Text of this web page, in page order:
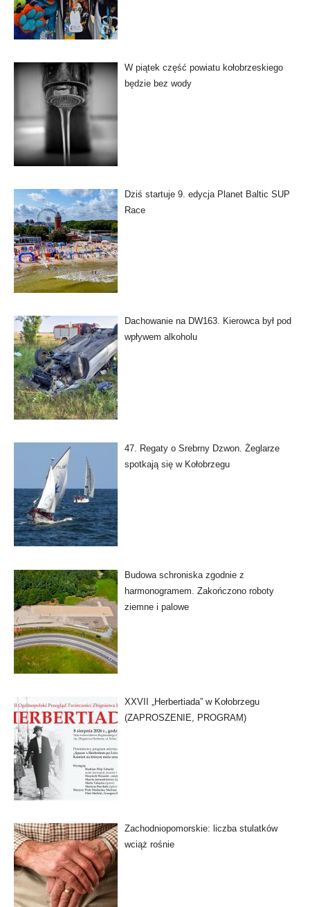
W piątek część powiatu kołobrzeskiego
będzie bez wody
Dziś startuje 9. edycja Planet Baltic SUP
Race
Dachowanie na DW163. Kierowca był pod
wpływem alkoholu
47. Regaty o Srebrny Dzwon. Żeglarze
spotkają się w Kołobrzegu
Budowa schroniska zgodnie z
harmonogramem. Zakończono roboty
ziemne i palowe
XXVII „Herbertiada” w Kołobrzegu
(ZAPROSZENIE, PROGRAM)
Zachodniopomorskie: liczba stulatków
wciąż rośnie